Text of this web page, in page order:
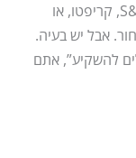
שומעים חברים בעבודה מדברים על S&P 500, קריפטו, או
אבל יש בעיה.
להשקיע”, אתם